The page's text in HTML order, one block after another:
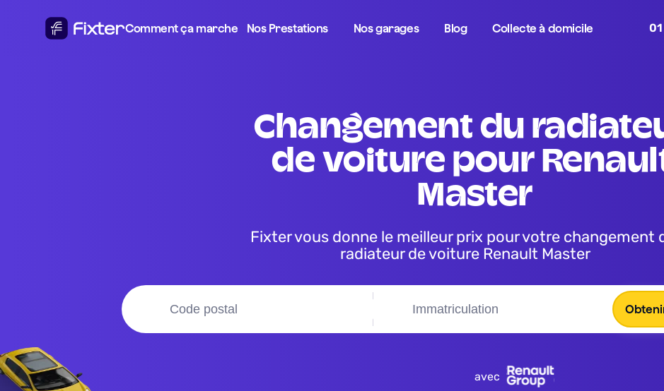
Nos Prestations Nos garages
Comment ça marche Blog Collecte à domicile
changement du radiateur
de voiture pour
Master
Fixter vous donne le meilleur prix pour votre changement du
radiateur de voiture Renault Master
avec